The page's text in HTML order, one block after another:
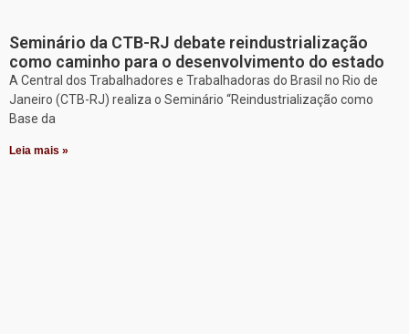
Seminário da CTB-RJ debate reindustrialização
como caminho para o desenvolvimento do estado
A Central dos Trabalhadores e Trabalhadoras do Brasil no Rio de
Janeiro (CTB-RJ) realiza o Seminário “Reindustrialização como
Base da
Leia mais »